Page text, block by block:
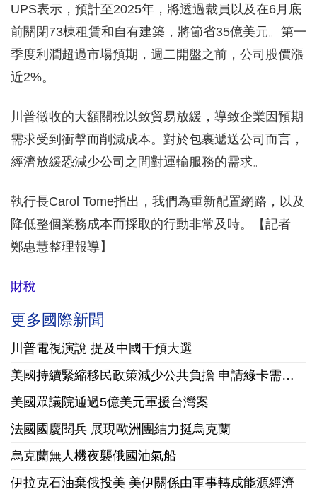
UPS表示，預計至2025年，將透過裁員以及在6月底
前關閉73棟租賃和自有建築，將節省35億美元。第一
季​​度利潤超過市場預期，週二開盤之前，公司股價漲
近2%。
川普徵收的大額關稅以致貿易放緩，導致企業因預期
需求受到衝擊而削減成本。對於包裹遞送公司而言，
經濟放緩恐減少公司之間對運輸服務的需求。
執行長Carol Tome指出，我們為重新配置網路，以及
降低整個業務成本而採取的行動非常及時。【記者
鄭惠慧整理報導】
財稅
更多國際新聞
川普電視演說 提及中國干預大選
美國持續緊縮移民政策減少公共負擔 申請綠卡需繳10萬美元保證金
美國眾議院通過5億美元軍援台灣案
法國國慶閱兵 展現歐洲團結力挺烏克蘭
烏克蘭無人機夜襲俄國油氣船
伊拉克石油棄俄投美 美伊關係由軍事轉成能源經濟